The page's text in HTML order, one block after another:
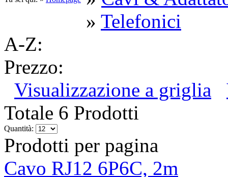
» Telefonici
A-Z:
Prezzo:
Visualizzazione a griglia
Totale 6 Prodotti
Quantità:
Prodotti per pagina
Cavo RJ12 6P6C, 2m